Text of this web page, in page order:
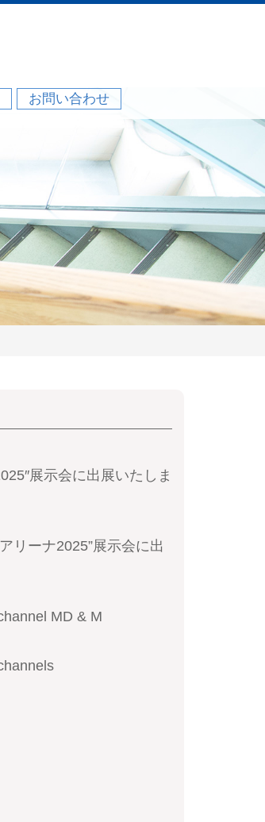
お問い合わせ
展示会に出展いたしま
リーナ2025”展示会に出
MD & M